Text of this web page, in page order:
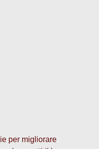
per migliorare